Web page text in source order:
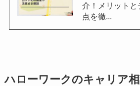
介！メリット
点を徹...
ハローワークのキャリア